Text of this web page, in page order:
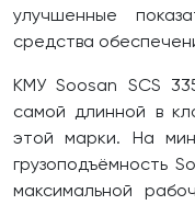
улучшенные
средства
КМУ Soosan SCS
самой длинной в
этой марки. На
грузоподъёмность
максимальной